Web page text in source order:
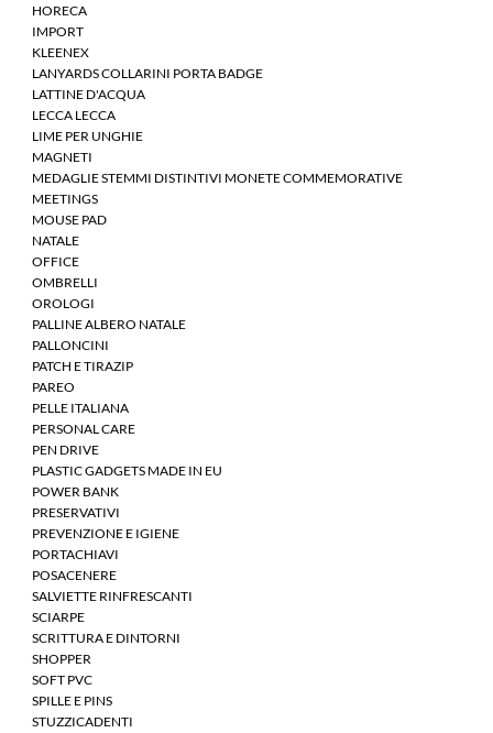
HORECA
IMPORT
KLEENEX
LANYARDS COLLARINI PORTA BADGE
LATTINE D'ACQUA
LECCA LECCA
LIME PER UNGHIE
MAGNETI
MEDAGLIE STEMMI DISTINTIVI MONETE COMMEMORATIVE
MEETINGS
MOUSE PAD
NATALE
OFFICE
OMBRELLI
OROLOGI
PALLINE ALBERO NATALE
PALLONCINI
PATCH E TIRAZIP
PAREO
PELLE ITALIANA
PERSONAL CARE
PEN DRIVE
PLASTIC GADGETS MADE IN EU
POWER BANK
PRESERVATIVI
PREVENZIONE E IGIENE
PORTACHIAVI
POSACENERE
SALVIETTE RINFRESCANTI
SCIARPE
SCRITTURA E DINTORNI
SHOPPER
SOFT PVC
SPILLE E PINS
STUZZICADENTI